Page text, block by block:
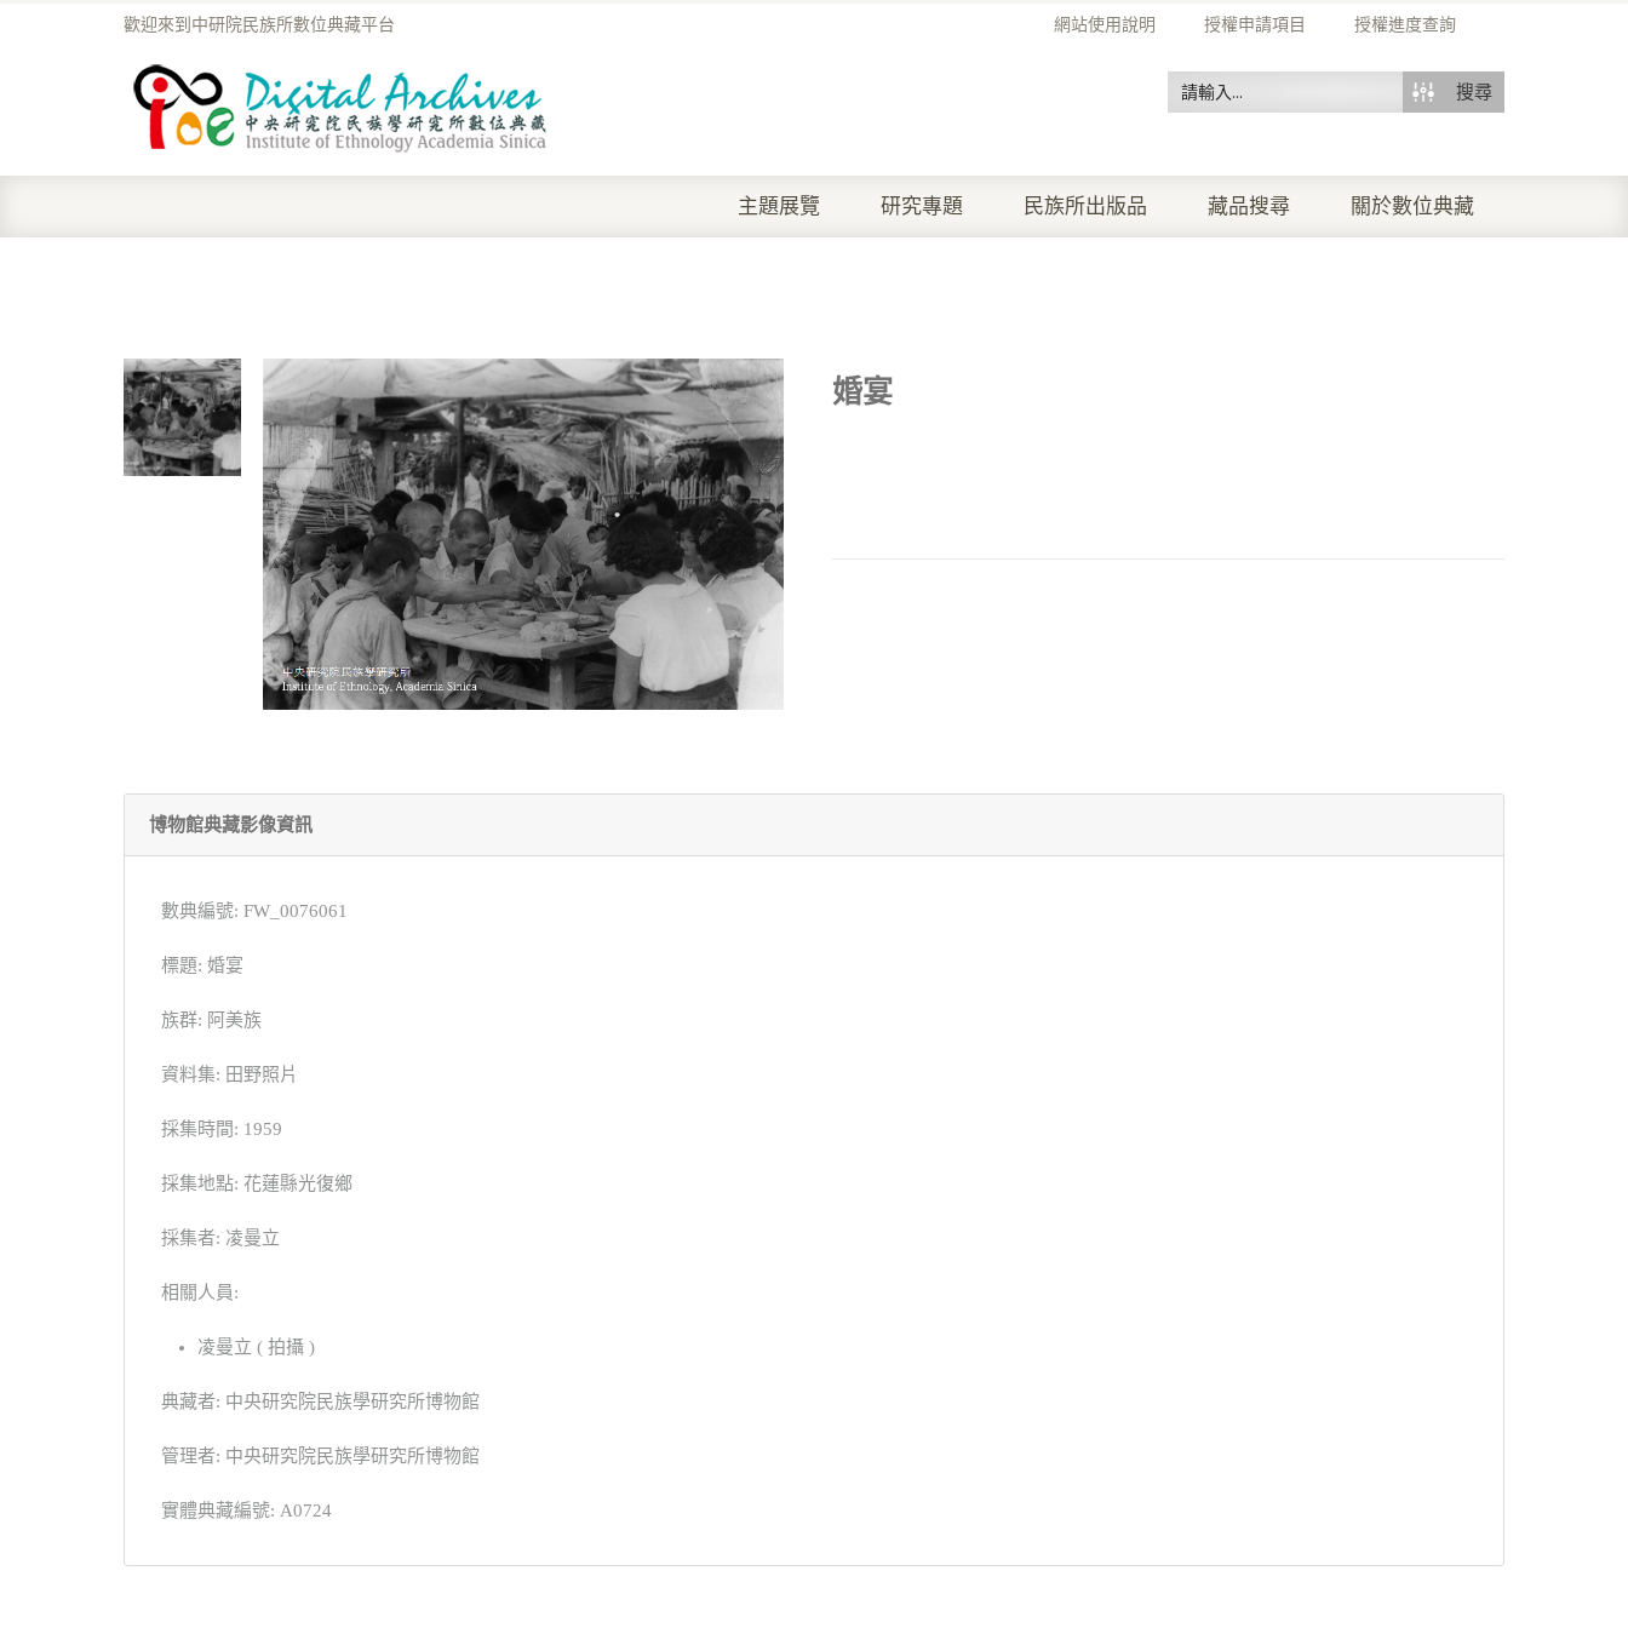
網站使用說明 授權申請項目 授權進度查詢
歡迎來到中研院民族所數位典藏平台
搜尋
主題展覽 研究專題 民族所出版品 藏品搜尋 關於數位典藏
婚宴
博物館典藏影像資訊
數典編號: FW_0076061
標題: 婚宴
族群: 阿美族
資料集: 田野照片
採集時間: 1959
採集地點: 花蓮縣光復鄉
採集者: 凌曼立
相關人員:
凌曼立 ( 拍攝 )
典藏者: 中央研究院民族學研究所博物館
管理者: 中央研究院民族學研究所博物館
實體典藏編號: A0724